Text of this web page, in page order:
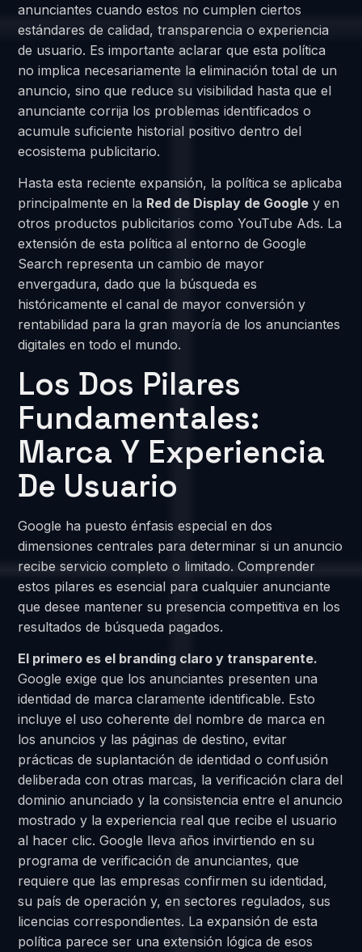
anunciantes cuando estos no cumplen ciertos
estándares de calidad, transparencia o experiencia
de usuario. Es importante aclarar que esta política
no implica necesariamente la eliminación total de un
anuncio, sino que reduce su visibilidad hasta que el
anunciante corrija los problemas identificados o
acumule suficiente historial positivo dentro del
ecosistema publicitario.
Hasta esta reciente expansión, la política se aplicaba
principalmente en la Red de Display de Google y en
otros productos publicitarios como YouTube Ads. La
extensión de esta política al entorno de Google
Search representa un cambio de mayor
envergadura, dado que la búsqueda es
históricamente el canal de mayor conversión y
rentabilidad para la gran mayoría de los anunciantes
digitales en todo el mundo.
Los Dos Pilares
Fundamentales:
Marca Y Experiencia
De Usuario
Google ha puesto énfasis especial en dos
dimensiones centrales para determinar si un anuncio
recibe servicio completo o limitado. Comprender
estos pilares es esencial para cualquier anunciante
que desee mantener su presencia competitiva en los
resultados de búsqueda pagados.
El primero es el branding claro y transparente.
Google exige que los anunciantes presenten una
identidad de marca claramente identificable. Esto
incluye el uso coherente del nombre de marca en
los anuncios y las páginas de destino, evitar
prácticas de suplantación de identidad o confusión
deliberada con otras marcas, la verificación clara del
dominio anunciado y la consistencia entre el anuncio
mostrado y la experiencia real que recibe el usuario
al hacer clic. Google lleva años invirtiendo en su
programa de verificación de anunciantes, que
requiere que las empresas confirmen su identidad,
su país de operación y, en sectores regulados, sus
licencias correspondientes. La expansión de esta
política parece ser una extensión lógica de esos